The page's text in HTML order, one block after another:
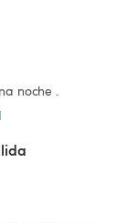
noche .